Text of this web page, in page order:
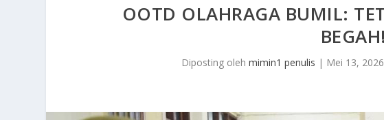
OOTD OLAHRAGA BUMIL:
BEGAH!
Diposting oleh mimin1 penulis | Mei 13, 2026